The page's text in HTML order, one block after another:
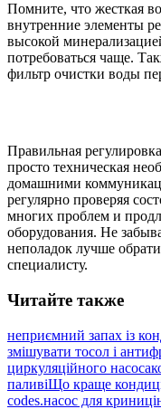
Помните, что жесткая
внутренние элементы
высокой
потребоваться чаще.
фильтр очистки воды
Правильная
просто техническая
домашними
регулярно проверяя
многих проблем и
оборудования. Не
неполадок лучше
специалисту.
Читайте также
неприємний запах із
змішувати тосол і
циркуляційного насоса
паливіЩо краще
codes.насос для криниці